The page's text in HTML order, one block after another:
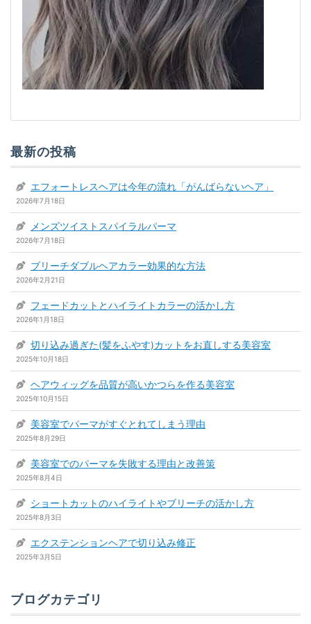
最新の投稿
エフォートレスヘアは今年の流れ「がんばらないヘア」
2026年7月18日
メンズツイストスパイラルパーマ
2026年7月18日
ブリーチダブルヘアカラー効果的な方法
2026年2月21日
フェードカットとハイライトカラーの活かし方
2026年1月18日
切り込み過ぎた(髪をふやす)カットをお直しする美容室
2025年10月18日
ヘアウィッグを品質が高いかつらを作る美容室
2025年10月15日
美容室でパーマがすぐとれてしまう理由
2025年8月29日
美容室でのパーマを失敗する理由と改善策
2025年8月4日
ショートカットのハイライトやブリーチの活かし方
2025年8月3日
エクステンションヘアで切り込み修正
2025年3月5日
ブログカテゴリ